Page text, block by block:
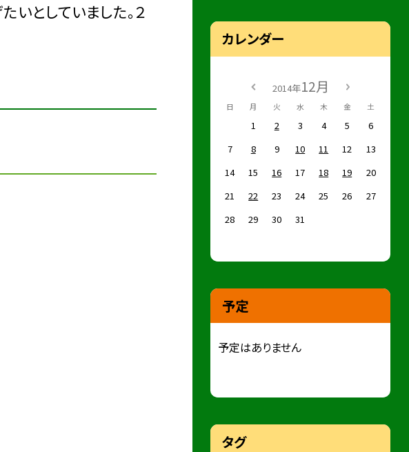
いとしていました。２
カレンダー
2014年12月
日 月 火 水 木 金 土
1 2 3 4 5
6
7
8 9 10 11 12
13
14
15 16 17 18 19
20
21
22 23 24 25 26
27
28
29 30 31
予定
予定はありません
タグ